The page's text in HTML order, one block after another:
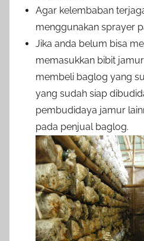
Agar kelembaban
menggunakan sprayer
Jika anda belum bisa
memasukkan bibit
membeli baglog yang
yang sudah siap
pembudidaya jamur
pada penjual baglog.